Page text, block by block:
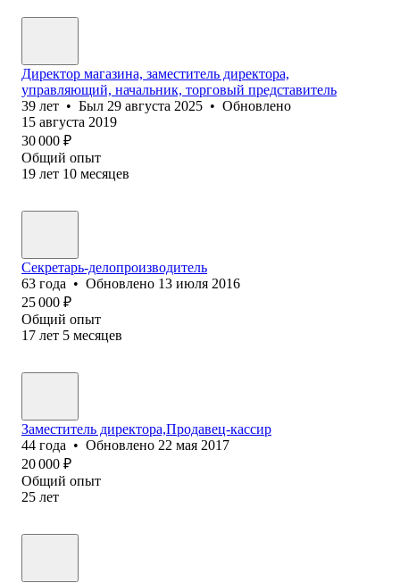
Директор магазина, заместитель директора,
управляющий, начальник, торговый представитель
39 лет • Был 29 августа 2025 • Обновлено
15 августа 2019
30 000 ₽
Общий опыт
19 лет 10 месяцев
Секретарь-делопроизводитель
63 года • Обновлено 13 июля 2016
25 000 ₽
Общий опыт
17 лет 5 месяцев
Заместитель директора,Продавец-кассир
44 года • Обновлено 22 мая 2017
20 000 ₽
Общий опыт
25 лет